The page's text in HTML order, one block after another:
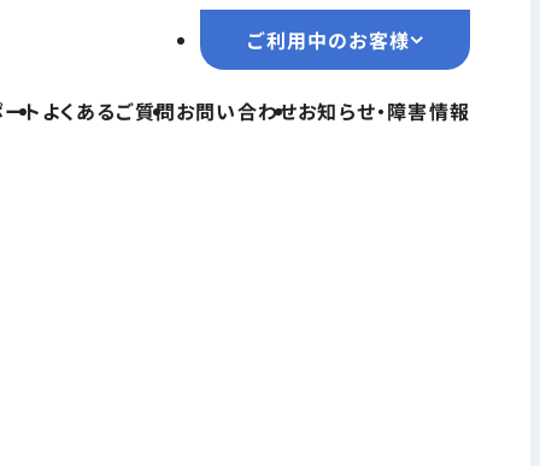
トよくあるご質問お問い合わせお知らせ・障害情報
ご利用中のお客様
ご利用中のお客様
TOPページ